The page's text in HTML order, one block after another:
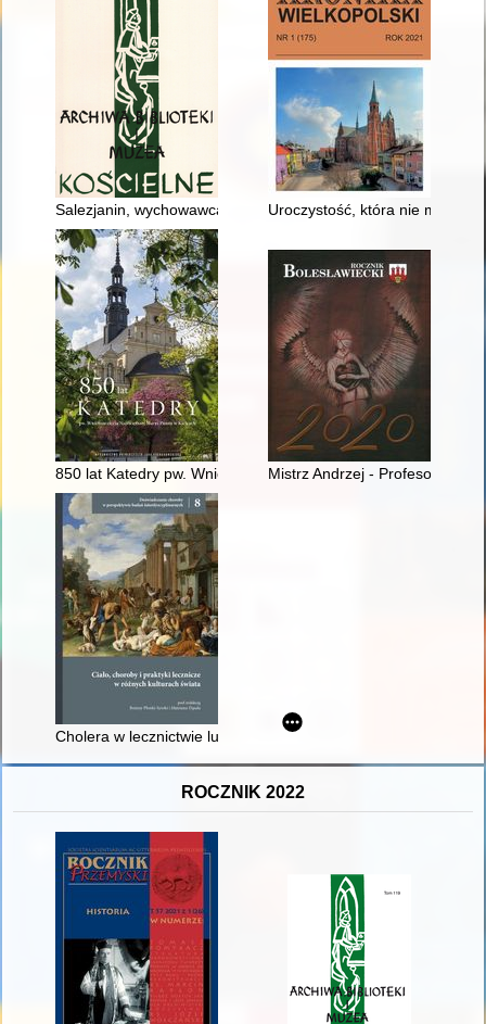
Salezjanin, wychowawca, artysta : życie i działalność
Uroczystość, która nie miała
850 lat Katedry pw. Wniebowzięcia Najświętszej Maryi Panny
Mistrz Andrzej - Profesor
Cholera w lecznictwie ludowym dawnych ziem polskich pod
ROCZNIK 2022